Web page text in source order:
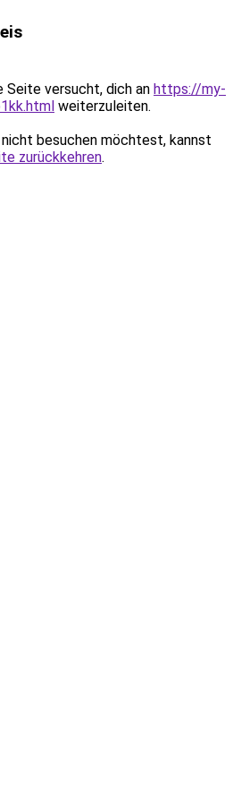
Seite versucht, dich an https://my-
weiterzuleiten.
besuchen möchtest, kannst
zurückkehren.